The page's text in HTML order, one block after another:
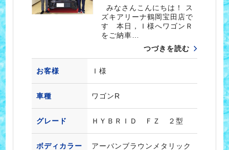
みなさんこんにちは！ ス
ズキアリーナ鶴岡宝田店で
す 本日，Ｉ様へワゴンＲ
をご納車…
つづきを読む
お客様 Ｉ様
車種 ワゴンR
グレード ＨＹＢＲＩＤ ＦＺ ２型
ボディカラー アーバンブラウンメタリック